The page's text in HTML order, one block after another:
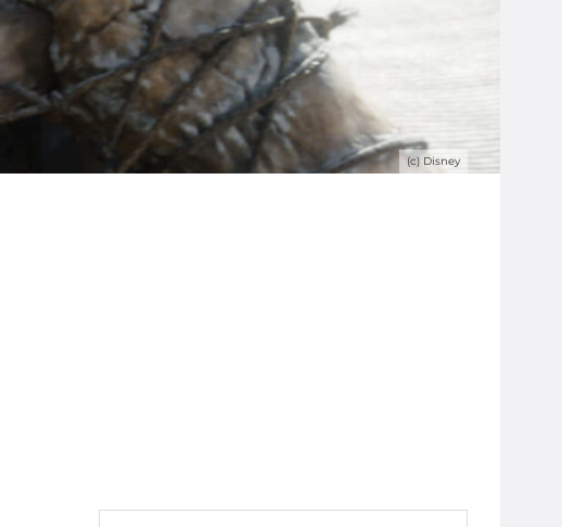
(c) Disney